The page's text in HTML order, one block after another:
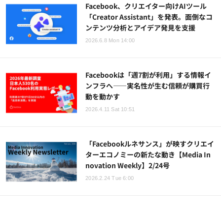
Facebook、クリエイター向けAIツール
「Creator Assistant」を発表。面倒なコ
ンテンツ分析とアイデア発見を支援
2026.6.8 Mon 14:00
Facebookは「週7割が利用」する情報イ
ンフラへ——実名性が生む信頼が購買行
動を動かす
2026.4.11 Sat 10:51
「Facebookルネサンス」が映すクリエイ
ターエコノミーの新たな動き【Media In
novation Weekly】2/24号
2026.2.24 Tue 6:00